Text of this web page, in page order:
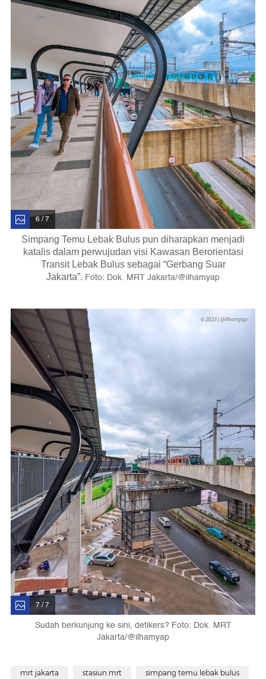
6 / 7
Simpang Temu Lebak Bulus pun diharapkan menjadi
katalis dalam perwujudan visi Kawasan Berorientasi
Transit Lebak Bulus sebagai “Gerbang Suar
Jakarta”. Foto: Dok. MRT Jakarta/@ilhamyap
7 / 7
Sudah berkunjung ke sini, detikers? Foto: Dok. MRT
Jakarta/@ilhamyap
mrt jakarta stasiun mrt simpang temu lebak bulus